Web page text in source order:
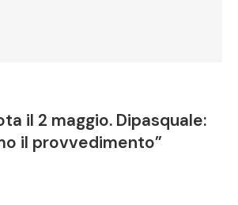
il 2 maggio. Dipasquale:
il provvedimento”